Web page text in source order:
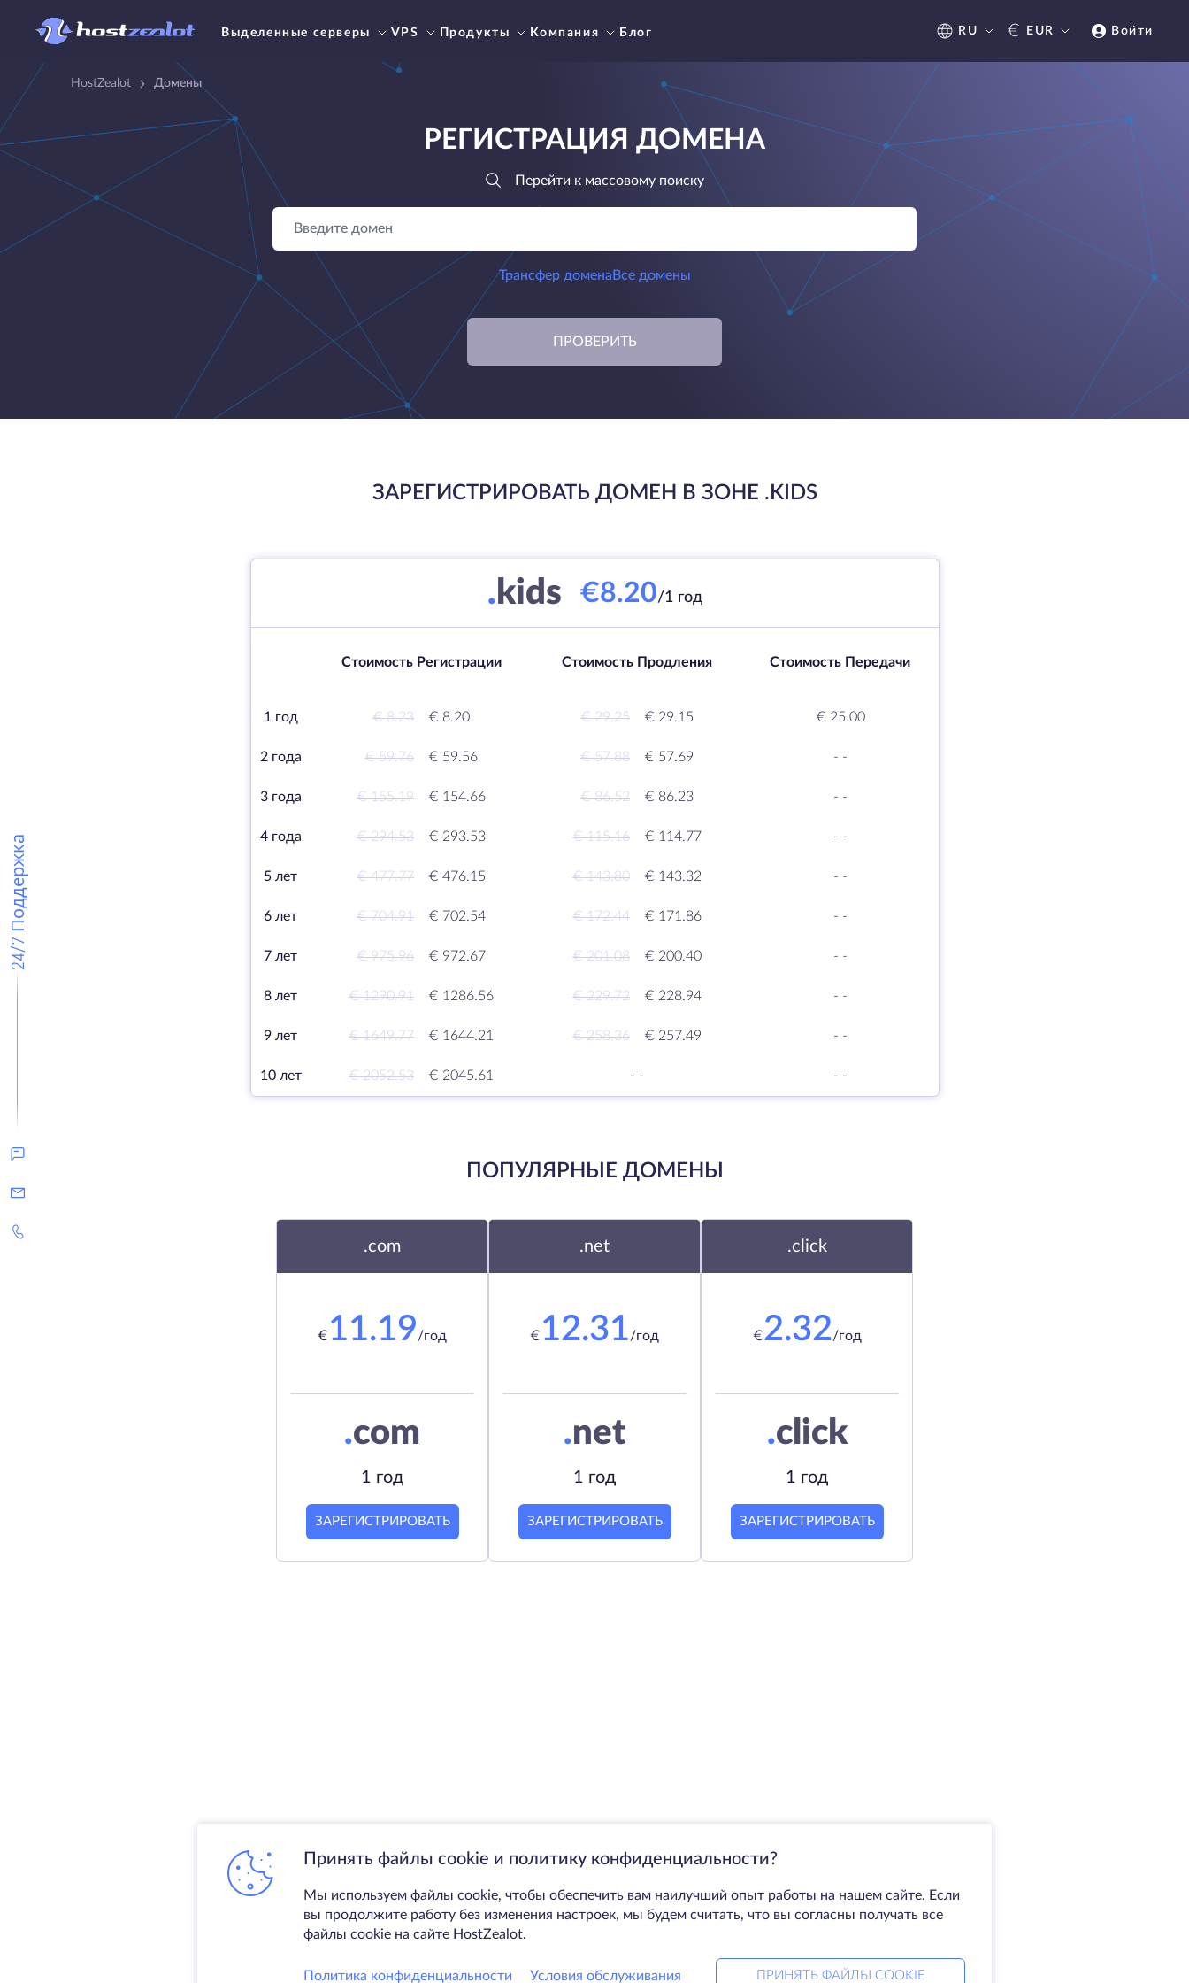
Выделенные серверы VPS Продукты Компания Блог RU € EUR Войти
24/7 Поддержка
HostZealot Домены
РЕГИСТРАЦИЯ ДОМЕНА
Перейти к массовому поиску
Трансфер домена Все домены
ПРОВЕРИТЬ
ЗАРЕГИСТРИРОВАТЬ ДОМЕН В ЗОНЕ .KIDS
. kids €8.20/1 год
Стоимость Регистрации Стоимость Продления Стоимость Передачи
1 год € 8.23 € 8.20 € 29.25 € 29.15 € 25.00
2 года € 59.76 € 59.56 € 57.88 € 57.69 - -
3 года € 155.19 € 154.66 € 86.52 € 86.23 - -
4 года € 294.53 € 293.53 € 115.16 € 114.77 - -
5 лет € 477.77 € 476.15 € 143.80 € 143.32 - -
6 лет € 704.91 € 702.54 € 172.44 € 171.86 - -
7 лет € 975.96 € 972.67 € 201.08 € 200.40 - -
8 лет € 1290.91 € 1286.56 € 229.72 € 228.94 - -
9 лет € 1649.77 € 1644.21 € 258.36 € 257.49 - -
10 лет € 2052.53 € 2045.61 - - - -
ПОПУЛЯРНЫЕ ДОМЕНЫ
.com
€ 11.19/год
.com
1 год
ЗАРЕГИСТРИРОВАТЬ
.net
€ 12.31/год
.net
1 год
ЗАРЕГИСТРИРОВАТЬ
.click
€2.32/год
.click
1 год
ЗАРЕГИСТРИРОВАТЬ
Принять файлы cookie и политику конфиденциальности?
Мы используем файлы cookie, чтобы обеспечить вам наилучший опыт работы на нашем сайте. Если
вы продолжите работу без изменения настроек, мы будем считать, что вы согласны получать все
файлы cookie на сайте HostZealot.
Политика конфиденциальности Условия обслуживания ПРИНЯТЬ ФАЙЛЫ COOKIE